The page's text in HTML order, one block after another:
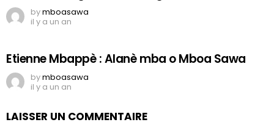
bymboasawa
il y a un an
Etienne Mbappè : Alanè mba o Mboa Sawa
bymboasawa
il y a un an
LAISSER UN COMMENTAIRE